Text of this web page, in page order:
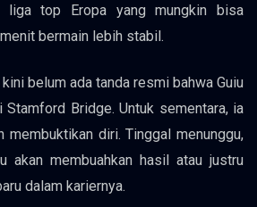
top Eropa yang mungkin bisa
bermain lebih stabil.
belum ada tanda resmi bahwa Guiu
Stamford Bridge. Untuk sementara, ia
membuktikan diri. Tinggal menunggu,
akan membuahkan hasil atau justru
dalam kariernya.